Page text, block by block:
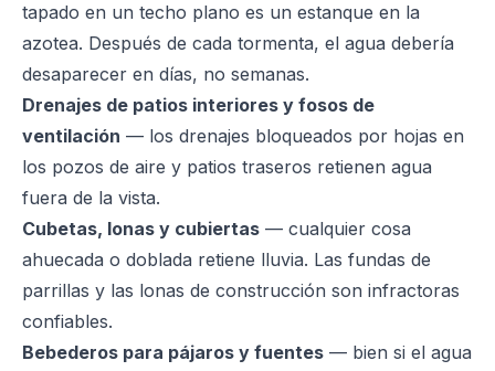
tapado en un techo plano es un estanque en la
azotea. Después de cada tormenta, el agua debería
desaparecer en días, no semanas.
Drenajes de patios interiores y fosos de
ventilación — los drenajes bloqueados por hojas en
los pozos de aire y patios traseros retienen agua
fuera de la vista.
Cubetas, lonas y cubiertas — cualquier cosa
ahuecada o doblada retiene lluvia. Las fundas de
parrillas y las lonas de construcción son infractoras
confiables.
Bebederos para pájaros y fuentes — bien si el agua